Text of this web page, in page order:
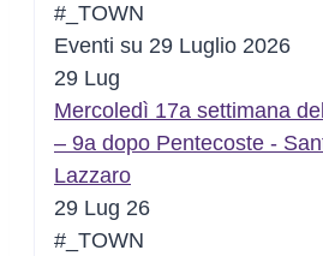
#_TOWN
Eventi su 29 Luglio 2026
29 Lug
Mercoledì 17a settimana
– 9a dopo Pentecoste -
Lazzaro
29 Lug 26
#_TOWN